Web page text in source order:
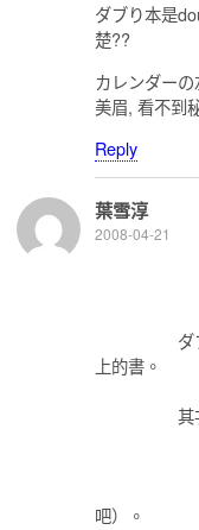
ダブり本是
楚??
カレンダー
美眉, 看不到
Reply
葉雪淳
2008-04-21
ダブリ本
上的書。
其
地下へ
應該是
門上面
吧）。